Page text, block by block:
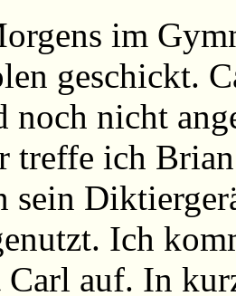
im
geschickt.
noch nicht
treffe ich
sein
Ich
Carl auf. In